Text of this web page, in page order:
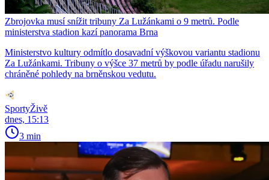
Zbrojovka musí snížit tribuny Za Lužánkami o 9 metrů. Podle
ministerstva stadion kazí panorama Brna
Ministerstvo kultury odmítlo dosavadní výškovou variantu stadionu
Za Lužánkami. Tribuny o výšce 37 metrů by podle úřadu narušily
chráněné pohledy na brněnskou vedutu.
SportyŽivě
dnes, 15:13
3 min